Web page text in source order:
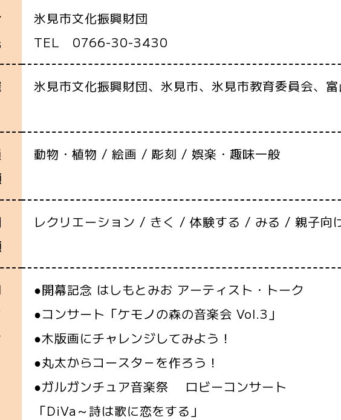
氷見市文化振興財団
TEL 0766-30-3430
氷見市文化振興財団、氷見市、氷見市教育委員会、
動物・植物 / 絵画 / 彫刻 / 娯楽・趣味一般
レクリエーション / きく / 体験する / みる / 親子向
●開幕記念 はしもとみお アーティスト・トーク
●コンサート「ケモノの森の音楽会 Vol.3」
●木版画にチャレンジしてみよう！
●丸太からコースタ－を作ろう！
●ガルガンチュア音楽祭 ロビーコンサート
「DiVa～詩は歌に恋をする」